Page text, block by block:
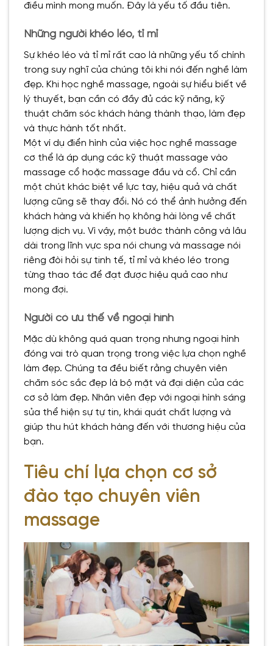
điều mình mong muốn. Đây là yếu tố đầu tiên.
Những người khéo léo, tỉ mỉ
Sự khéo léo và tỉ mỉ rất cao là những yếu tố chính
trong suy nghĩ của chúng tôi khi nói đến nghề làm
đẹp. Khi học nghề massage, ngoài sự hiểu biết về
lý thuyết, bạn cần có đầy đủ các kỹ năng, kỹ
thuật chăm sóc khách hàng thành thạo, làm đẹp
và thực hành tốt nhất.
Một ví dụ điển hình của việc học nghề massage
cơ thể là áp dụng các kỹ thuật massage vào
massage cổ hoặc massage đầu và cổ. Chỉ cần
một chút khác biệt về lực tay, hiệu quả và chất
lượng cũng sẽ thay đổi. Nó có thể ảnh hưởng đến
khách hàng và khiến họ không hài lòng về chất
lượng dịch vụ. Vì vậy, một bước thành công và lâu
dài trong lĩnh vực spa nói chung và massage nói
riêng đòi hỏi sự tinh tế, tỉ mỉ và khéo léo trong
từng thao tác để đạt được hiệu quả cao như
mong đợi.
Người có ưu thế về ngoại hình
Mặc dù không quá quan trọng nhưng ngoại hình
đóng vai trò quan trọng trong việc lựa chọn nghề
làm đẹp. Chúng ta đều biết rằng chuyên viên
chăm sóc sắc đẹp là bộ mặt và đại diện của các
cơ sở làm đẹp. Nhân viên đẹp với ngoại hình sáng
sủa thể hiện sự tự tin, khái quát chất lượng và
giúp thu hút khách hàng đến với thương hiệu của
bạn.
Tiêu chí lựa chọn cơ sở
đào tạo chuyên viên
massage